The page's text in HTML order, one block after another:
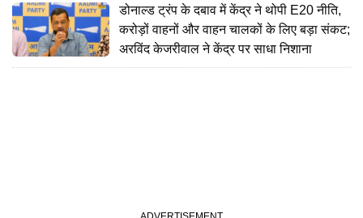
डोनाल्ड ट्रंप के दबाव में केंद्र ने थोपी E20 नीति,
करोड़ों वाहनों और वाहन चालकों के लिए बड़ा संकट;
अरविंद केजरीवाल ने केंद्र पर साधा निशाना